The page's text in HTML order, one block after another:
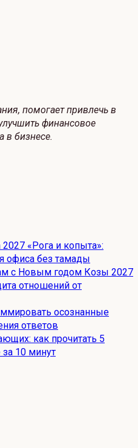
помогает привлечь в
финансовое
в бизнесе.
«Рога и копыта»:
офиса без тамады
с Новым годом Козы 2027
отношений от
осознанные
ответов
как прочитать 5
10 минут